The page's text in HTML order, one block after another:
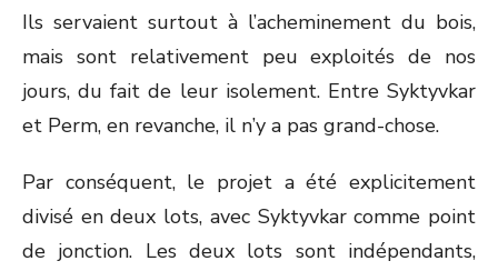
Ils servaient surtout à l’acheminement du bois,
mais sont relativement peu exploités de nos
jours, du fait de leur isolement. Entre Syktyvkar
et Perm, en revanche, il n’y a pas grand-chose.
Par conséquent, le projet a été explicitement
divisé en deux lots, avec Syktyvkar comme point
de jonction. Les deux lots sont indépendants,